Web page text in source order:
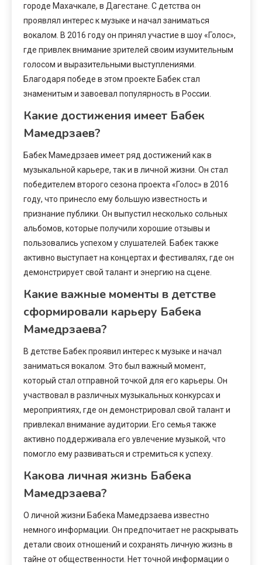
городе Махачкале, в Дагестане. С детства он
проявлял интерес к музыке и начал заниматься
вокалом. В 2016 году он принял участие в шоу «Голос»,
где привлек внимание зрителей своим изумительным
голосом и выразительными выступлениями.
Благодаря победе в этом проекте Бабек стал
знаменитым и завоевал популярность в России.
Какие достижения имеет Бабек
Мамедрзаев?
Бабек Мамедрзаев имеет ряд достижений как в
музыкальной карьере, так и в личной жизни. Он стал
победителем второго сезона проекта «Голос» в 2016
году, что принесло ему большую известность и
признание публики. Он выпустил несколько сольных
альбомов, которые получили хорошие отзывы и
пользовались успехом у слушателей. Бабек также
активно выступает на концертах и фестивалях, где он
демонстрирует свой талант и энергию на сцене.
Какие важные моменты в детстве
сформировали карьеру Бабека
Мамедрзаева?
В детстве Бабек проявил интерес к музыке и начал
заниматься вокалом. Это был важный момент,
который стал отправной точкой для его карьеры. Он
участвовал в различных музыкальных конкурсах и
мероприятиях, где он демонстрировал свой талант и
привлекал внимание аудитории. Его семья также
активно поддерживала его увлечение музыкой, что
помогло ему развиваться и стремиться к успеху.
Какова личная жизнь Бабека
Мамедрзаева?
О личной жизни Бабека Мамедрзаева известно
немного информации. Он предпочитает не раскрывать
детали своих отношений и сохранять личную жизнь в
тайне от общественности. Нет точной информации о